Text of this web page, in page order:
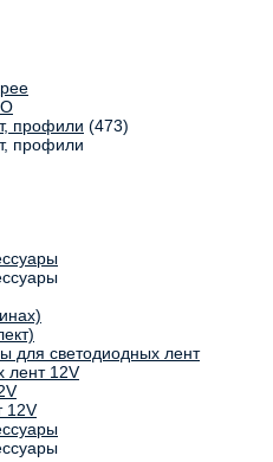
профили (473)
профили
для светодиодных лент
лент 12V
12V